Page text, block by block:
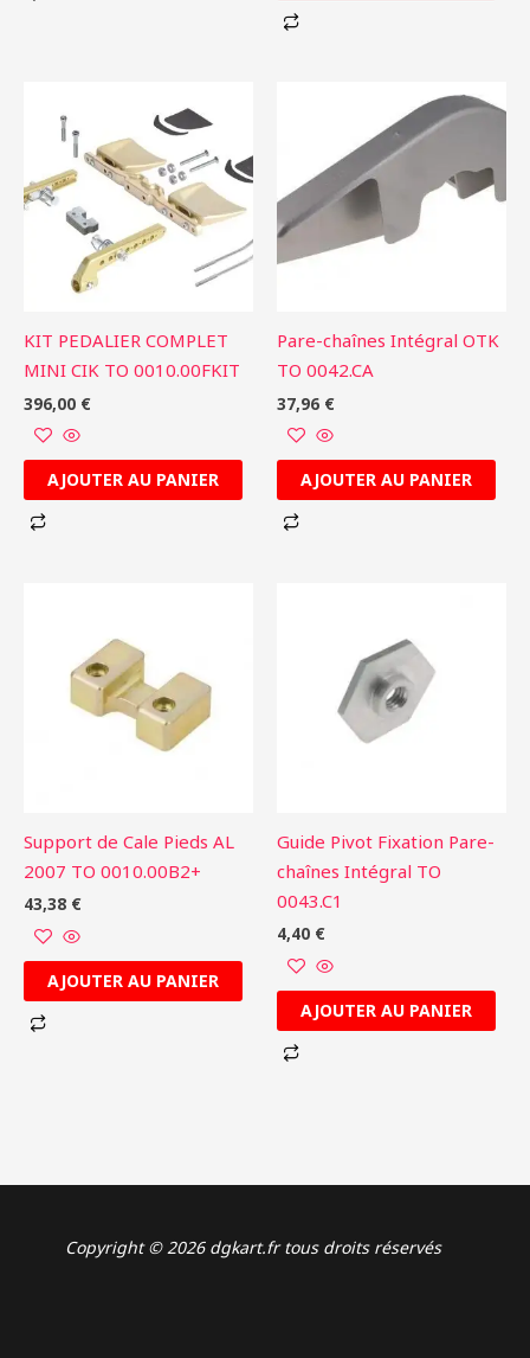
KIT PEDALIER COMPLET
MINI CIK TO 0010.00FKIT
396,00 €
AJOUTER AU PANIER
Pare-chaînes Intégral OTK
TO 0042.CA
37,96 €
AJOUTER AU PANIER
Support de Cale Pieds AL
2007 TO 0010.00B2+
43,38 €
AJOUTER AU PANIER
Guide Pivot Fixation Pare-
chaînes Intégral TO
0043.C1
4,40 €
AJOUTER AU PANIER
Copyright © 2026 dgkart.fr tous droits réservés